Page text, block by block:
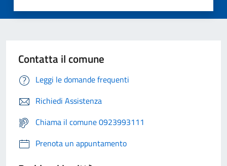
Contatta il comune
Leggi le domande frequenti
Richiedi Assistenza
Chiama il comune 0923993111
Prenota un appuntamento